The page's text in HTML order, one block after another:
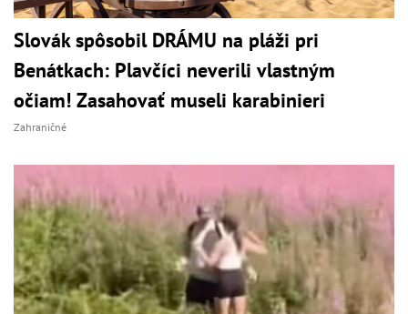
Slovák spôsobil DRÁMU na pláži pri
Benátkach: Plavčíci neverili vlastným
očiam! Zasahovať museli karabinieri
Zahraničné